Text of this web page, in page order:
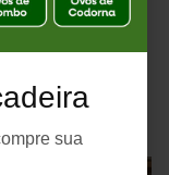
sua
de